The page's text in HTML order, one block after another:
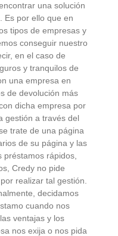
una solución
Es por ello que en
tipos de empresas y
conseguir nuestro
en el caso de
y tranquilos de
una empresa en
de devolución más
dicha empresa por
gestión a través del
trate de una página
de su página y las
rápidos,
Credy no pide
realizar tal gestión.
decidamos
cuando nos
ventajas y los
nos exija o nos pida